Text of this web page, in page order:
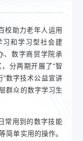
校助力老年人运用
和学习型社会建
、数字商贸学院承
分两期开展了“智
”数字技术公益宣讲
群众的数字学习生
常用到的数字技能
简单实用的操作。